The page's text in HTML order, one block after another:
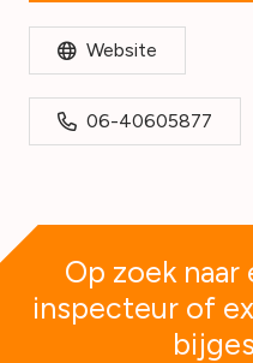
Website
06-40605877
Op zoek
inspecteur of